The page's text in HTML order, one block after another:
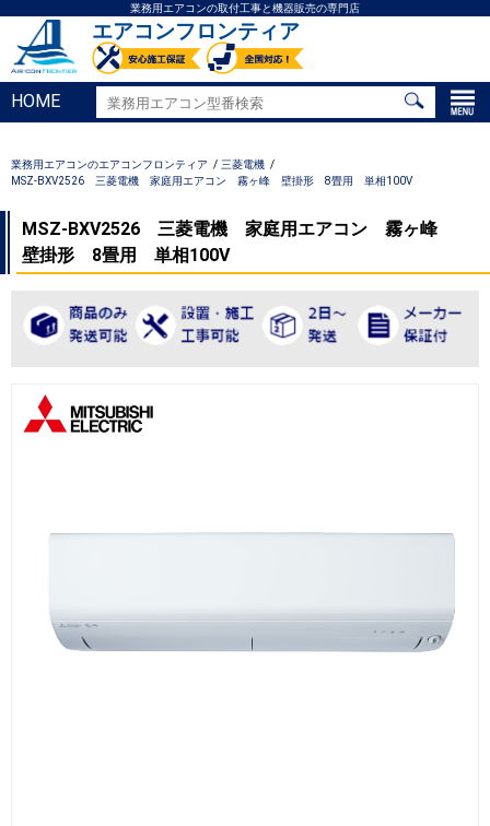
業務用エアコンの取付工事と機器販売の専門店
エアコンフロンティア
HOME
業務用エアコンのエアコンフロンティア
三菱電機
MSZ-BXV2526 三菱電機 家庭用エアコン 霧ヶ峰 壁掛形 8畳用 単相100V
MSZ-BXV2526 三菱電機 家庭用エアコン 霧ヶ峰
壁掛形 8畳用 単相100V